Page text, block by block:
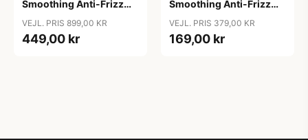
Smoothing Anti-Frizz
VEJL. PRIS 899,00 KR
449,00 kr
Smoothing Anti-Frizz
VEJL. PRIS 379,00 KR
169,00 kr